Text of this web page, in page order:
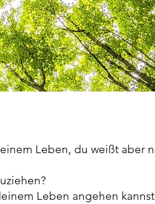
Leben, du weißt aber
Leben angehen